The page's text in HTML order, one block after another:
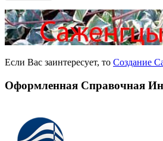
Если Вас заинтересует, то Создание
Оформленная Справочная